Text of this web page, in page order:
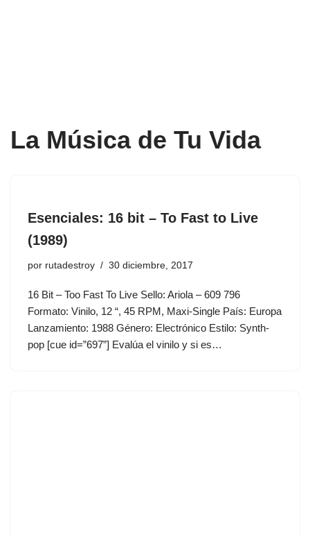
La Música de Tu Vida
Esenciales: 16 bit – To Fast to Live
(1989)
por rutadestroy 30 diciembre, 2017
16 Bit ‎– Too Fast To Live Sello: Ariola – 609 796
Formato: Vinilo, 12 “, 45 RPM, Maxi-Single País: Europa
Lanzamiento: 1988 Género: Electrónico Estilo: Synth-
pop [cue id=”697”] Evalúa el vinilo y si es…